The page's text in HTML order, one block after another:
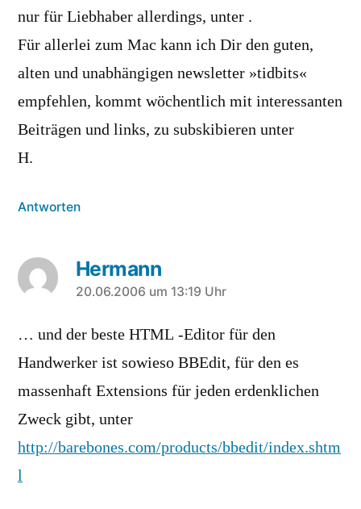
nur für Liebhaber allerdings, unter .
Für allerlei zum Mac kann ich Dir den guten,
alten und unabhängigen newsletter »tidbits«
empfehlen, kommt wöchentlich mit interessanten
Beiträgen und links, zu subskibieren unter
H.
Antworten
Hermann
sagt:
20.06.2006 um 13:19 Uhr
… und der beste HTML -Editor für den
Handwerker ist sowieso BBEdit, für den es
massenhaft Extensions für jeden erdenklichen
Zweck gibt, unter
http://barebones.com/products/bbedit/index.shtm
l